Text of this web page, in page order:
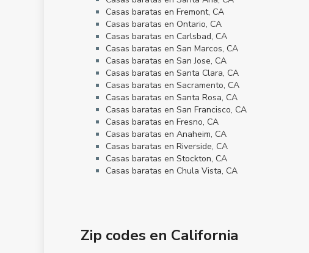
Casas baratas en Fremont, CA
Casas baratas en Ontario, CA
Casas baratas en Carlsbad, CA
Casas baratas en San Marcos, CA
Casas baratas en San Jose, CA
Casas baratas en Santa Clara, CA
Casas baratas en Sacramento, CA
Casas baratas en Santa Rosa, CA
Casas baratas en San Francisco, CA
Casas baratas en Fresno, CA
Casas baratas en Anaheim, CA
Casas baratas en Riverside, CA
Casas baratas en Stockton, CA
Casas baratas en Chula Vista, CA
Zip codes en California